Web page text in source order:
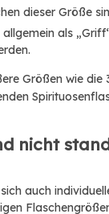
dieser Größe
als
Größen wie
nicht
auch